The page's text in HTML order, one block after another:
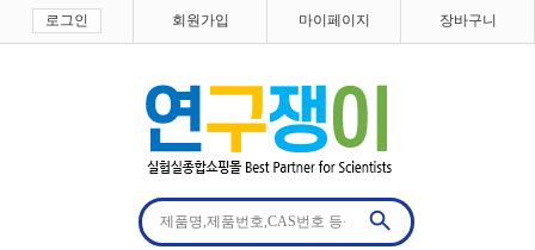
로그인 회원가입 마이페이지 장바구니